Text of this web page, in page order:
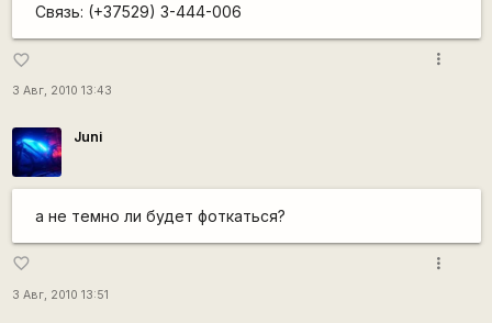
Связь: (+37529) 3-444-006
favorite_border
3 Авг, 2010 13:43
more_vert
Juni
а не темно ли будет фоткаться?
favorite_border
3 Авг, 2010 13:51
more_vert